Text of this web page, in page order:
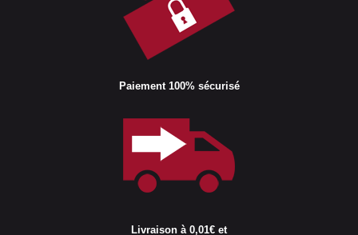
Paiement 100% sécurisé
Livraison à 0,01€ et